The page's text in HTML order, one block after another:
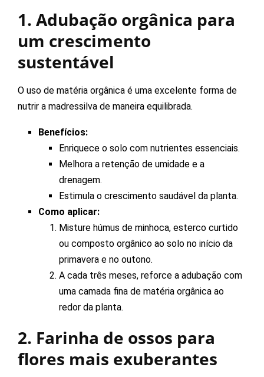
1. Adubação orgânica para
um crescimento
sustentável
O uso de matéria orgânica é uma excelente forma de
nutrir a madressilva de maneira equilibrada.
Benefícios:
Enriquece o solo com nutrientes essenciais.
Melhora a retenção de umidade e a
drenagem.
Estimula o crescimento saudável da planta.
Como aplicar:
Misture húmus de minhoca, esterco curtido
ou composto orgânico ao solo no início da
primavera e no outono.
A cada três meses, reforce a adubação com
uma camada fina de matéria orgânica ao
redor da planta.
2. Farinha de ossos para
flores mais exuberantes